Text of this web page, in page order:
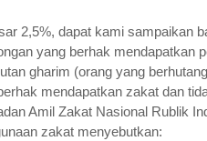
2,5%, dapat kami sampaikan
yang berhak mendapatkan
gharim (orang yang
mendapatkan zakat dan
Amil Zakat Nasional Rublik
zakat menyebutkan: